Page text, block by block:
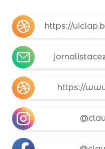
https://
https://